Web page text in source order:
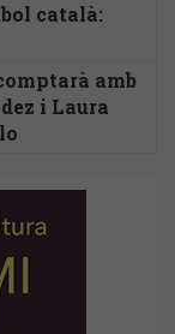
català:
amb
i Laura